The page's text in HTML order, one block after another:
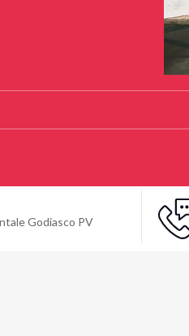
Godiasco PV